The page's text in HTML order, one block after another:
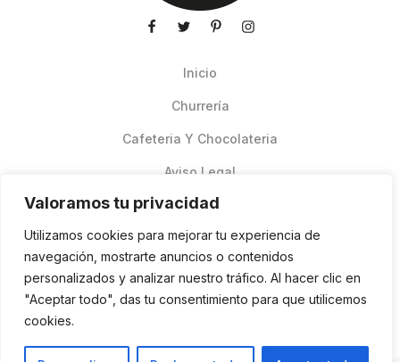
Valoramos tu privacidad
Utilizamos cookies para mejorar tu experiencia de
navegación, mostrarte anuncios o contenidos
personalizados y analizar nuestro tráfico. Al hacer clic en
"Aceptar todo", das tu consentimiento para que utilicemos
cookies.
Inicio
Churrería
Cafeteria Y Chocolateria
Aviso Legal
Pedidos Online Glovo
Contacto